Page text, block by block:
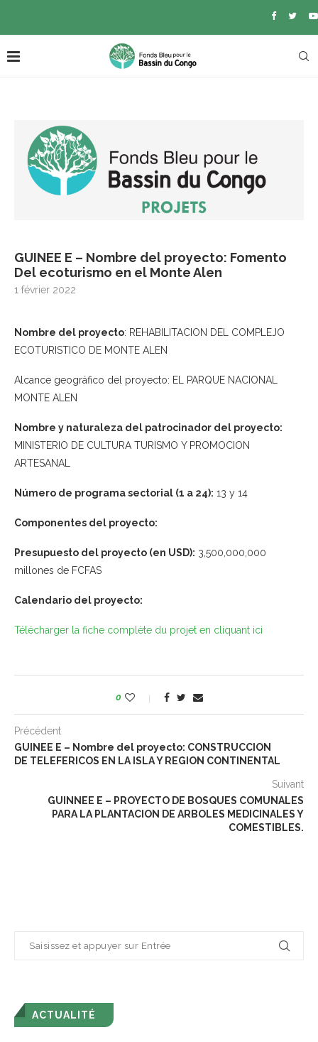
GUINEE E – Nombre del proyecto: Fomento
Del ecoturismo en el Monte Alen
1 février 2022
Nombre del proyecto: REHABILITACION DEL COMPLEJO
ECOTURISTICO DE MONTE ALEN
Alcance geográfico del proyecto: EL PARQUE NACIONAL
MONTE ALEN
Nombre y naturaleza del patrocinador del proyecto:
MINISTERIO DE CULTURA TURISMO Y PROMOCION
ARTESANAL
Número de programa sectorial (1 a 24): 13 y 14
Componentes del proyecto:
Presupuesto del proyecto (en USD): 3,500,000,000
millones de FCFAS
Calendario del proyecto:
Télécharger la fiche complète du projet en cliquant ici
0
Précédent
GUINEE E – Nombre del proyecto: CONSTRUCCION
DE TELEFERICOS EN LA ISLA Y REGION CONTINENTAL
Suivant
GUINNEE E – PROYECTO DE BOSQUES COMUNALES
PARA LA PLANTACION DE ARBOLES MEDICINALES Y
COMESTIBLES.
ACTUALITÉ